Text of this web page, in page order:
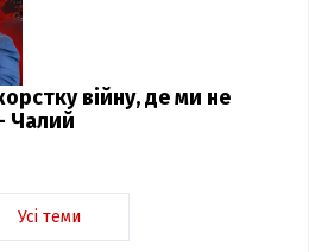
війну, де ми не
Чалий
Усі теми